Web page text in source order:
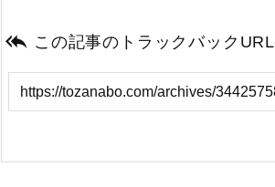
 この記事のトラックバックURL